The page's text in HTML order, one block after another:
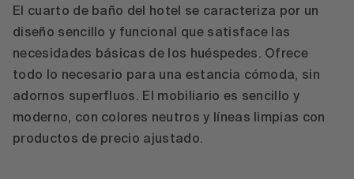
El cuarto de baño del hotel se caracteriza por un
diseño sencillo y funcional que satisface las
necesidades básicas de los huéspedes. Ofrece
todo lo necesario para una estancia cómoda, sin
adornos superfluos. El mobiliario es sencillo y
moderno, con colores neutros y líneas limpias con
productos de precio ajustado.